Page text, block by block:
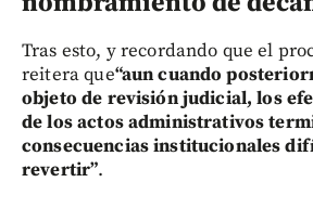
Tras esto, y recordando que el
reitera que“aun cuando
objeto de revisión judicial, los
de los actos administrativos
consecuencias institucionales
revertir”.